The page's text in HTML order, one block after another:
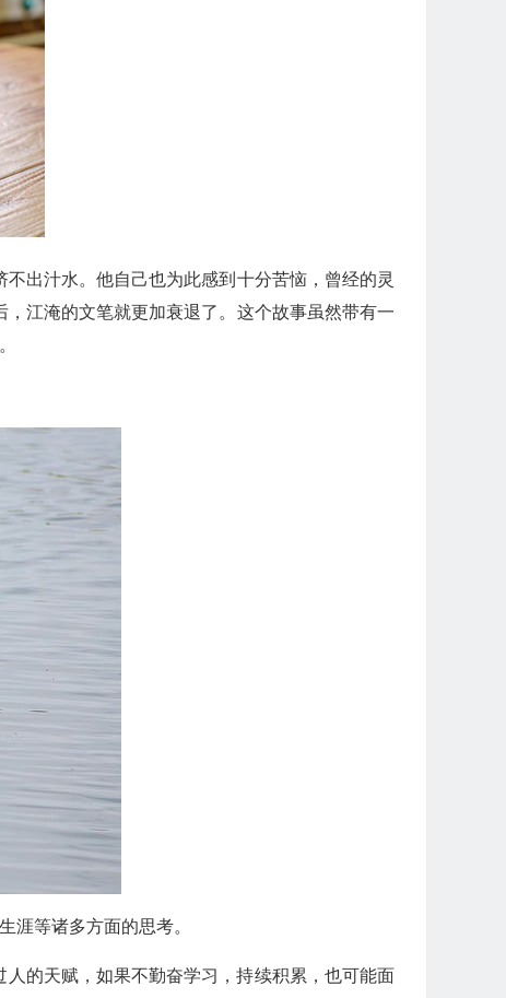
出汁水。他自己也为此感到十分苦恼，曾经的灵
江淹的文笔就更加衰退了。这个故事虽然带有一
涯等诸多方面的思考。
的天赋，如果不勤奋学习，持续积累，也可能面